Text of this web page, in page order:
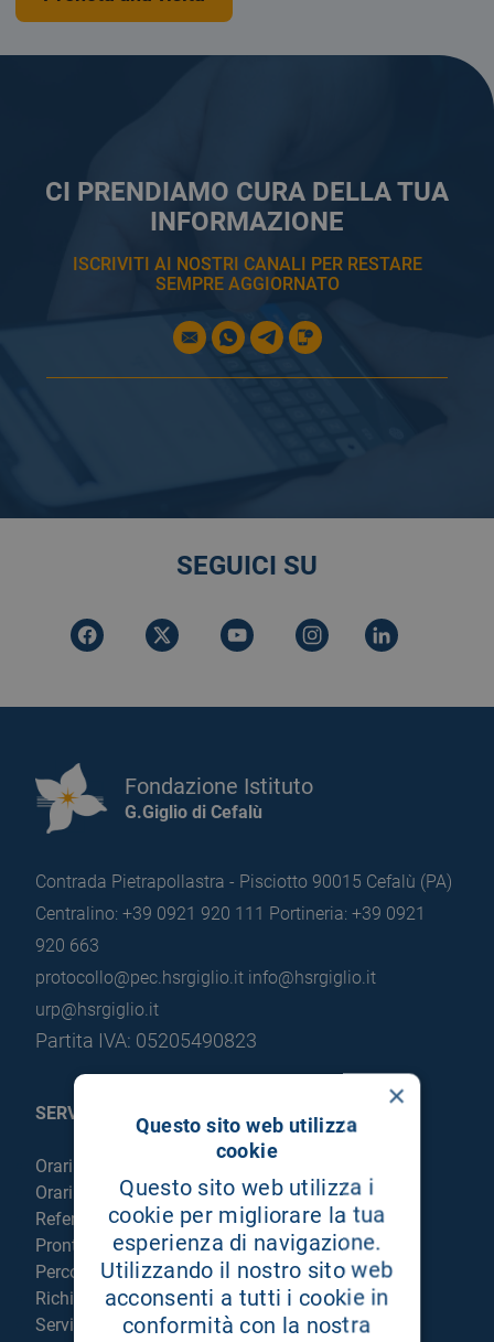
CI PRENDIAMO CURA DELLA TUA
INFORMAZIONE
ISCRIVITI AI NOSTRI CANALI PER RESTARE
SEMPRE AGGIORNATO
SEGUICI SU
Fondazione Istituto
G.Giglio di Cefalù
Contrada Pietrapollastra - Pisciotto 90015 Cefalù (PA)
Centralino: +39 0921 920 111 Portineria: +39 0921
920 663
protocollo@pec.hsrgiglio.it info@hsrgiglio.it
urp@hsrgiglio.it
Partita IVA: 05205490823
SERVIZI AL PAZIENTE
Orari sportelli
Orari visite
Referti online
Pronto Soccorso
Percorso chirurgico live
Richiedi la cartella clinica
Servizi per degenti e visitatori
×
Questo sito web utilizza
cookie
Questo sito web utilizza i
cookie per migliorare la tua
esperienza di navigazione.
Utilizzando il nostro sito web
acconsenti a tutti i cookie in
conformità con la nostra